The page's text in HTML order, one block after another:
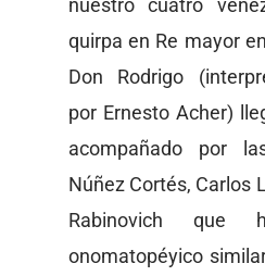
nuestro cuatro
quirpa en Re mayor
Don Rodrigo
por Ernesto Acher)
acompañado por
Núñez Cortés, Carlos
Rabinovich que
onomatopéyico